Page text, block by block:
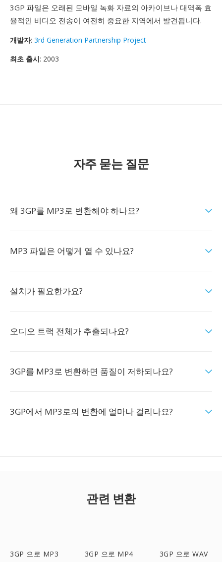
3GP 파일은 오래된 모바일 녹화 자료의 아카이브나 대역폭 효
율적인 비디오 전송이 여전히 중요한 지역에서 발견됩니다.
개발자: 3rd Generation Partnership Project
최초 출시: 2003
자주 묻는 질문
왜 3GP를 MP3로 변환해야 하나요?
MP3 파일은 어떻게 열 수 있나요?
설치가 필요한가요?
오디오 트랙 전체가 추출되나요?
3GP를 MP3로 변환하면 품질이 저하되나요?
3GP에서 MP3로의 변환에 얼마나 걸리나요?
관련 변환
3GP 으로 MP3 3GP 으로 MP4 3GP 으로 WAV